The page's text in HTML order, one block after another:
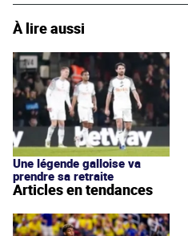
À lire aussi
Une légende galloise va
prendre sa retraite
Articles en tendances